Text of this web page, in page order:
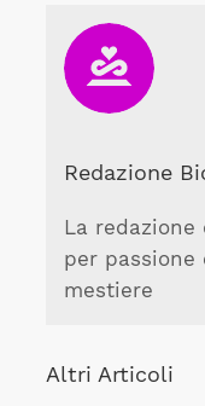
Redazione
La
per passione
mestiere
Altri Articoli